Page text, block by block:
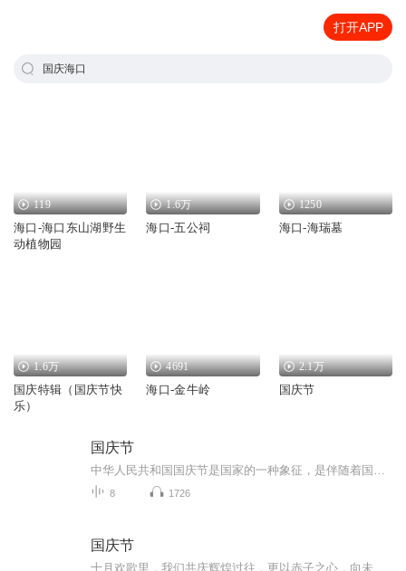
打开APP
国庆海口
119
海口-海口东山湖野生
动植物园
1.6万
海口-五公祠
1250
海口-海瑞墓
1.6万
国庆特辑（国庆节快
乐）
4691
海口-金牛岭
2.1万
国庆节
国庆节
8 1726
国庆节